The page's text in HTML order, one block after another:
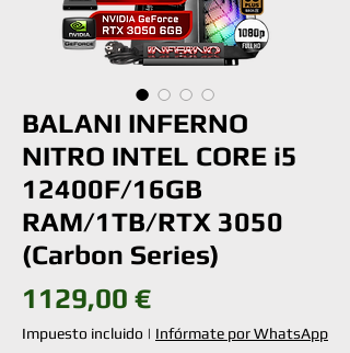
BALANI INFERNO
NITRO INTEL CORE i5
12400F/16GB
RAM/1TB/RTX 3050
(Carbon Series)
1129,00 €Precio
Impuesto incluido | Infórmate por WhatsApp